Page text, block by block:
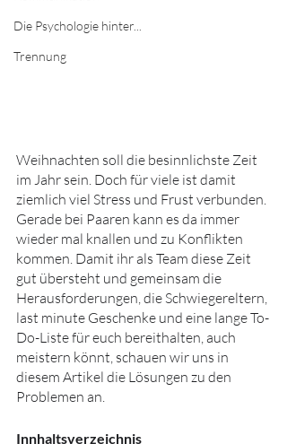
Die Psychologie hinter...
Trennung
Weihnachten soll die besinnlichste Zeit
im Jahr sein. Doch für viele ist damit
ziemlich viel Stress und Frust verbunden.
Gerade bei Paaren kann es da immer
wieder mal knallen und zu Konflikten
kommen. Damit ihr als Team diese Zeit
gut übersteht und gemeinsam die
Herausforderungen, die Schwiegereltern,
last minute Geschenke und eine lange To-
Do-Liste für euch bereithalten, auch
meistern könnt, schauen wir uns in
diesem Artikel die Lösungen zu den
Problemen an.
Innhaltsverzeichnis